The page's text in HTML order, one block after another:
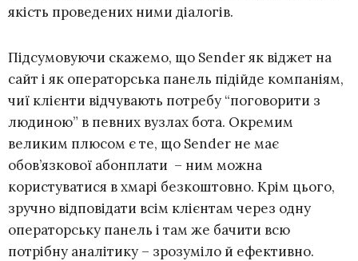
якість проведених ними діалогів.
Підсумовуючи скажемо, що Sender як віджет на
сайт і як операторська панель підійде компаніям,
чиї клієнти відчувають потребу “поговорити з
людиною” в певних вузлах бота. Окремим
великим плюсом є те, що Sender не має
обов’язкової абонплати – ним можна
користуватися в хмарі безкоштовно. Крім цього,
зручно відповідати всім клієнтам через одну
операторську панель і там же бачити всю
потрібну аналітику – зрозуміло й ефективно.